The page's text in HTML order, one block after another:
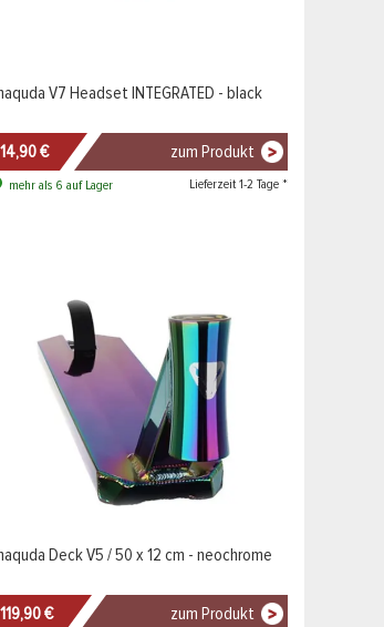
V7 Headset INTEGRATED - black
14,90 € zum Produkt
mehr als 6 auf Lager Lieferzeit 1-2 Tage *
Deck V5 / 50 x 12 cm - neochrome
119,90 € zum Produkt